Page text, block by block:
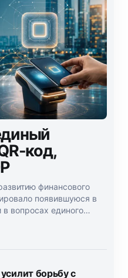
код,
финансового
появившуюся в
вопросах единого
борьбу с